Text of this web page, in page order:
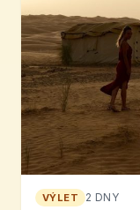
VÝLET 2 DNY